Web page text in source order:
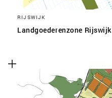
RIJSWIJK
Landgoederenzone Rijswijk